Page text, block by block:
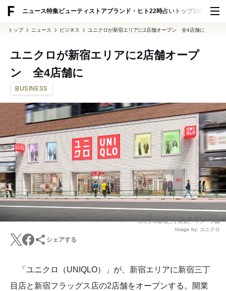
ニュース特集ビューティ ストアブランド・ヒト22時占い トップ100 スナッ
トップ ニュース ビジネス ユニクロが新宿エリアに2店舗オープン 全4店舗に
ユニクロが新宿エリアに2店舗オープ
ン 全4店舗に
BUSINESS
「ユニクロ新宿三丁目店」 イメージ図
Image by: ユニクロ
シェアする
「ユニクロ（UNIQLO）」が、新宿エリアに新宿三丁
目店と新宿フラッグス店の2店舗をオープンする。開業